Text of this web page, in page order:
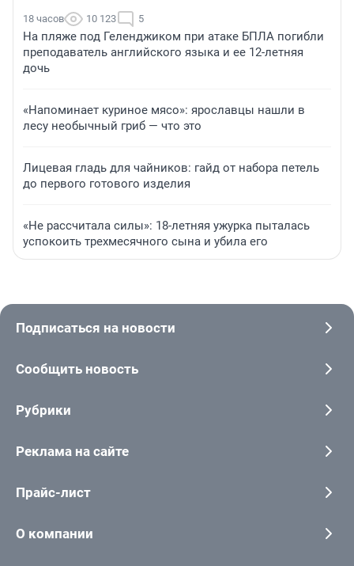
18 часов 10 123 5
На пляже под Геленджиком при атаке БПЛА погибли
преподаватель английского языка и ее 12-летняя
дочь
«Напоминает куриное мясо»: ярославцы нашли в
лесу необычный гриб — что это
Лицевая гладь для чайников: гайд от набора петель
до первого готового изделия
«Не рассчитала силы»: 18-летняя ужурка пыталась
успокоить трехмесячного сына и убила его
Подписаться на новости
Сообщить новость
Рубрики
Реклама на сайте
Прайс-лист
О компании